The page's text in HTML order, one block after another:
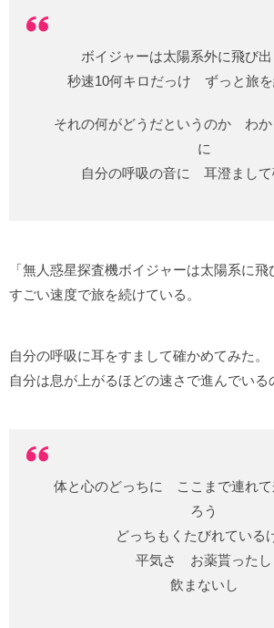
ボイジャーは太陽系外に飛び
秒速10何キロだっけ ずっと旅を
それの何がどうだというのか わか
に
自分の呼吸の音に 耳澄まして
「無人惑星探査機ボイジャーは太陽系に飛
すごい速度で旅を続けている。
自分の呼吸に耳をすまして確かめてみた。
自分は息が上がるほどの速さで進んでいる
体と心のどっちに ここまで連れて
ろう
どっちもくたびれている
平気さ お薬貰ったし
飲まないし